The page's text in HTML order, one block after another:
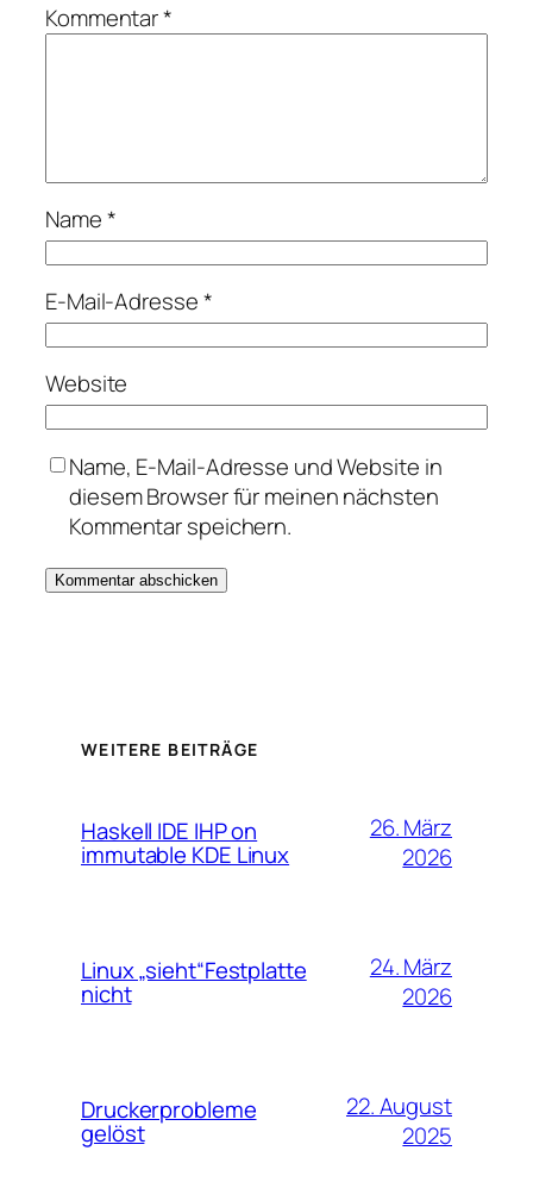
Kommentar*
Name*
E-Mail-Adresse*
Website
Name, E-Mail-Adresse und Website in
diesem Browser für meinen nächsten
Kommentar speichern.
WEITERE BEITRÄGE
Haskell IDE IHP on
immutable KDE Linux
26. März
2026
Linux „sieht“Festplatte
nicht
24. März
2026
Druckerprobleme
gelöst
22. August
2025